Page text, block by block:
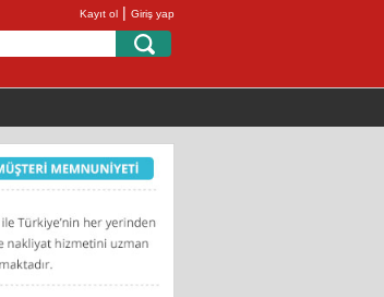
Kayıt ol | Giriş yap